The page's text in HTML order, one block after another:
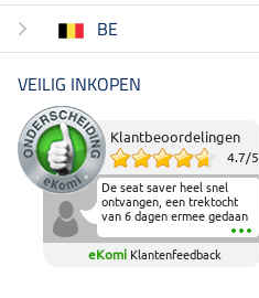
BE
VEILIG INKOPEN
Klantbeoordelingen
4.7/5
De seat saver heel snel
ontvangen, een trektocht
van 6 dagen ermee gedaan
en deze heeft de beproeving
fantastisch doorstaan.
Heerlijk zacht om op te
eKomi Klantenfeedback